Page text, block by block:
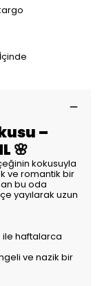
–
🌸
kokusuyla
ve romantik bir
bu oda
yayılarak uzun
ile haftalarca
ve nazik bir